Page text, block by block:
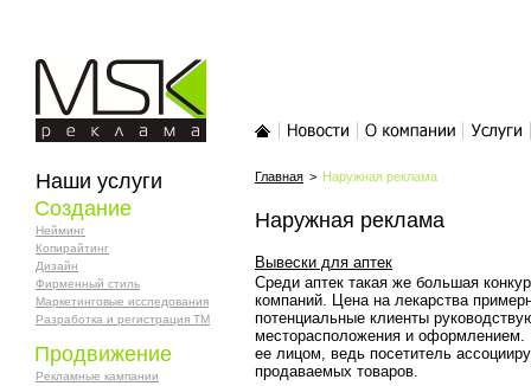
MSK-реклама
Главная > Наружная реклама
Наружная реклама
Вывески для аптек
Среди аптек такая же большая
компаний. Цена на лекарства
потенциальные клиенты
месторасположения и оформлением.
ее лицом, ведь посетитель
продаваемых товаров.
Наши услуги
Создание
Нейминг
Копирайтинг
Дизайн
Фирменный стиль
Маркетинговые исследования
Разработка и регистрация ТМ
Продвижение
Рекламные кампании